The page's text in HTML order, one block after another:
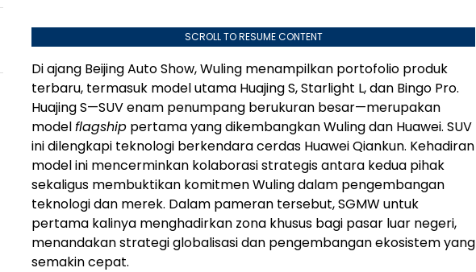
SCROLL TO RESUME CONTENT
Di ajang Beijing Auto Show, Wuling menampilkan portofolio produk
terbaru, termasuk model utama Huajing S, Starlight L, dan Bingo Pro.
Huajing S—SUV enam penumpang berukuran besar—merupakan
modelflagship pertama yang dikembangkan Wuling dan Huawei. SUV
ini dilengkapi teknologi berkendara cerdas Huawei Qiankun. Kehadiran
model ini mencerminkan kolaborasi strategis antara kedua pihak
sekaligus membuktikan komitmen Wuling dalam pengembangan
teknologi dan merek. Dalam pameran tersebut, SGMW untuk
pertama kalinya menghadirkan zona khusus bagi pasar luar negeri,
menandakan strategi globalisasi dan pengembangan ekosistem yang
semakin cepat.